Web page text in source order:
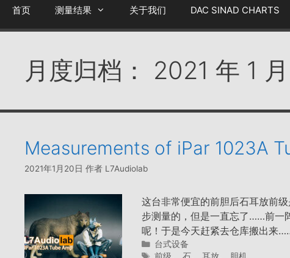
首页 测量结果 关于我们 DAC SINAD CHARTS
月度归档： 2021 年 1 月
Measurements of iPar 1023A
2021年1月20日 作者 L7Audiolab
这台非常便宜的前胆后石耳放前
步测量的，但是一直忘了……前一
呢！于是今天赶紧去仓库搬出来
分
类
台式设备
标